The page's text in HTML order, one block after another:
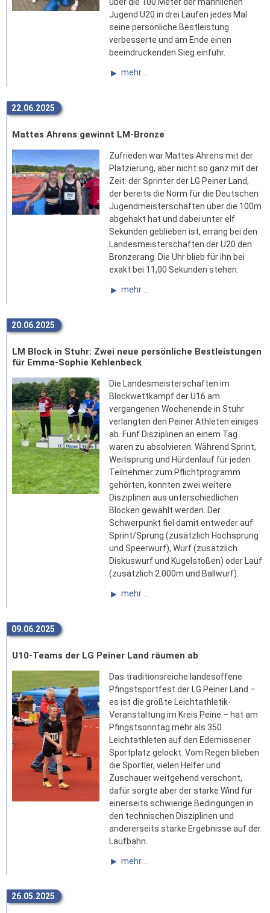
Jugend U20 in drei Läufen jedes Mal
seine persönliche Bestleistung
verbesserte und am Ende einen
beeindruckenden Sieg einfuhr.
mehr ...
22.06.2025
Mattes Ahrens gewinnt LM-Bronze
Zufrieden war Mattes Ahrens mit der
Platzierung, aber nicht so ganz mit der
Zeit: der Sprinter der LG Peiner Land,
der bereits die Norm für die Deutschen
Jugendmeisterschaften über die 100m
abgehakt hat und dabei unter elf
Sekunden geblieben ist, errang bei den
Landesmeisterschaften der U20 den
Bronzerang. Die Uhr blieb für ihn bei
exakt bei 11,00 Sekunden stehen.
mehr ...
20.06.2025
LM Block in Stuhr: Zwei neue persönliche Bestleistungen
für Emma-Sophie Kehlenbeck
Die Landesmeisterschaften im
Blockwettkampf der U16 am
vergangenen Wochenende in Stuhr
verlangten den Peiner Athleten einiges
ab. Fünf Disziplinen an einem Tag
waren zu absolvieren. Während Sprint,
Weitsprung und Hürdenlauf für jeden
Teilnehmer zum Pflichtprogramm
gehörten, konnten zwei weitere
Disziplinen aus unterschiedlichen
Blöcken gewählt werden. Der
Schwerpunkt fiel damit entweder auf
Sprint/Sprung (zusätzlich Hochsprung
und Speerwurf), Wurf (zusätzlich
Diskuswurf und Kugelstoßen) oder Lauf
(zusätzlich 2.000m und Ballwurf).
mehr ...
09.06.2025
U10-Teams der LG Peiner Land räumen ab
Das traditionsreiche landesoffene
Pfingstsportfest der LG Peiner Land –
es ist die größte Leichtathletik-
Veranstaltung im Kreis Peine – hat am
Pfingstsonntag mehr als 350
Leichtathleten auf den Edemissener
Sportplatz gelockt. Vom Regen blieben
die Sportler, vielen Helfer und
Zuschauer weitgehend verschont,
dafür sorgte aber der starke Wind für
einerseits schwierige Bedingungen in
den technischen Disziplinen und
andererseits starke Ergebnisse auf der
Laufbahn.
mehr ...
26.05.2025